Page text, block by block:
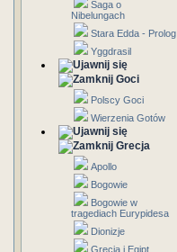
Saga o
Nibelungach
Stara Edda - Prolog
Yggdrasil
Goci
Polscy Goci
Wierzenia Gotów
Grecja
Apollo
Bogowie
Bogowie w
tragediach Eurypidesa
Dionizje
Grecja i Egipt